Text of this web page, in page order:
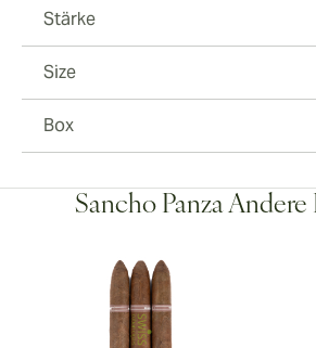
Stärke
Size
Box
Sancho Panza